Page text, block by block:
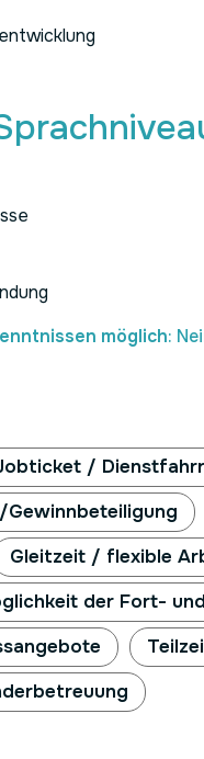
möglich:
/
Gleitzeit / flexible
der Fort-